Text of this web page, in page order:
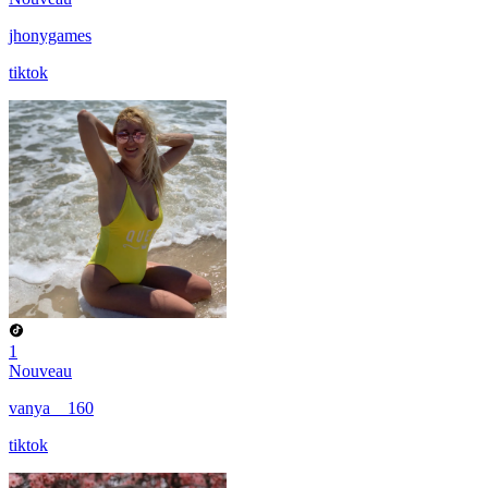
jhonygames
tiktok
1
Nouveau
vanya__160
tiktok